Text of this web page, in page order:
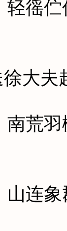
徭伫
大夫
荒羽
连象